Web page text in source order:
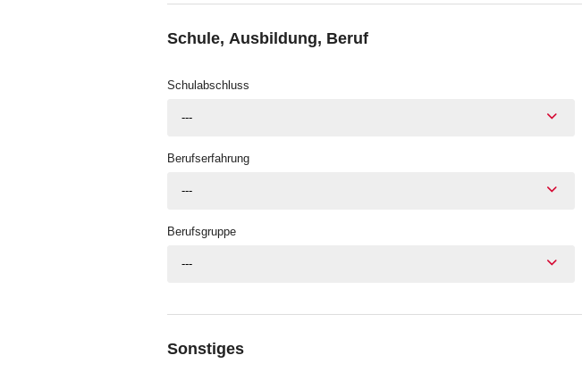
Schule, Ausbildung, Beruf
Schulabschluss
---
Berufserfahrung
---
Berufsgruppe
---
Sonstiges